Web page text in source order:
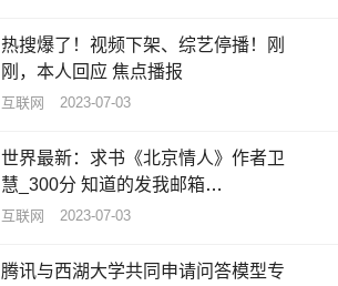
热搜爆了！视频下架、综艺停播！刚
刚，本人回应 焦点播报
互联网 2023-07-03
世界最新：求书《北京情人》作者卫
慧_300分 知道的发我邮箱
344060643拜托各位大神
互联网 2023-07-03
腾讯与西湖大学共同申请问答模型专